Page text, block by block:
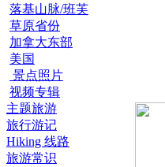
落基山脉/班芙
草原省份
加拿大东部
美国
景点照片
视频专辑
主题旅游
旅行游记
Hiking 线路
旅游常识